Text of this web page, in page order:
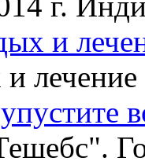
и
лечение